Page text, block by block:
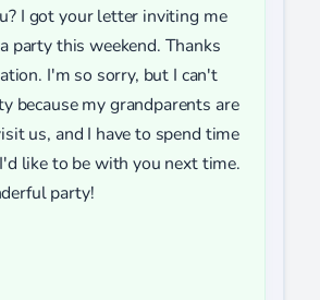
I got your letter inviting me
party this weekend. Thanks
I'm so sorry, but I can't
because my grandparents are
us, and I have to spend time
like to be with you next time.
party!